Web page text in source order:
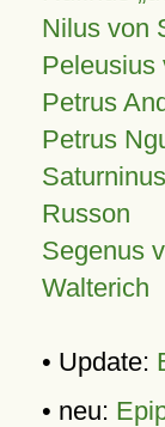
Nilus von
Peleusius
Petrus
Petrus
Russon
Segenus
Walterich
• Update:
• neu: